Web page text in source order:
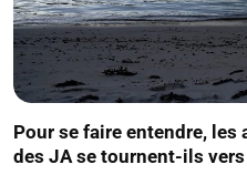
Pour se faire entendre, les
des JA se tournent-ils